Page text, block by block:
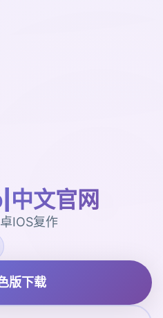
文官网
IOS复作
版下载